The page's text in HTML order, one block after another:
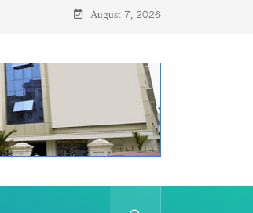
August 7, 2026